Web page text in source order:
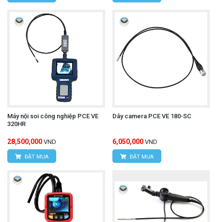
Máy nội soi công nghiệp PCE VE
320HR
28,500,000 VND
ĐẶT MUA
Dây camera PCE VE 180-SC
6,050,000 VND
ĐẶT MUA